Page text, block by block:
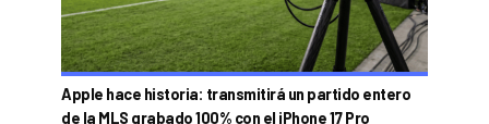
Apple hace historia: transmitirá un partido entero
de la MLS grabado 100% con el iPhone 17 Pro